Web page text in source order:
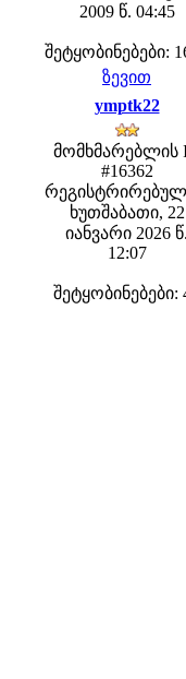
2009 წ. 04:45
შეტყობინებები:
ზევით
ymptk22
მომხმარებლის
#16362
ხუთშაბათი, 22
იანვარი 2026
12:07
შეტყობინებები: